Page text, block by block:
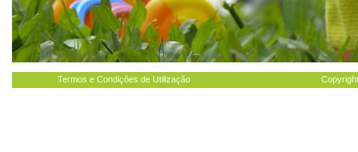
Termos e Condições de Utilização